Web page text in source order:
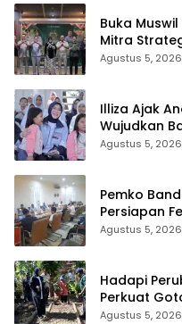
Buka Muswil
Mitra
Agustus 5, 2026
Illiza Ajak
Wujudkan
Agustus 5, 2026
Pemko
Persiapan
Atjeh
Agustus 5, 2026
Hadapi
Perkuat
Proklim
Agustus 5, 2026